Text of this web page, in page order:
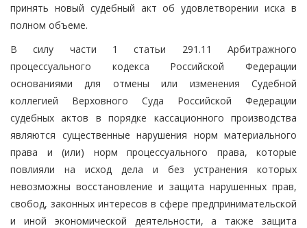
принять новый судебный акт об удовлетворении иска в
полном объеме.
В силу части 1 статьи 291.11 Арбитражного
процессуального кодекса Российской Федерации
основаниями для отмены или изменения Судебной
коллегией Верховного Суда Российской Федерации
судебных актов в порядке кассационного производства
являются существенные нарушения норм материального
права и (или) норм процессуального права, которые
повлияли на исход дела и без устранения которых
невозможны восстановление и защита нарушенных прав,
свобод, законных интересов в сфере предпринимательской
и иной экономической деятельности, а также защита